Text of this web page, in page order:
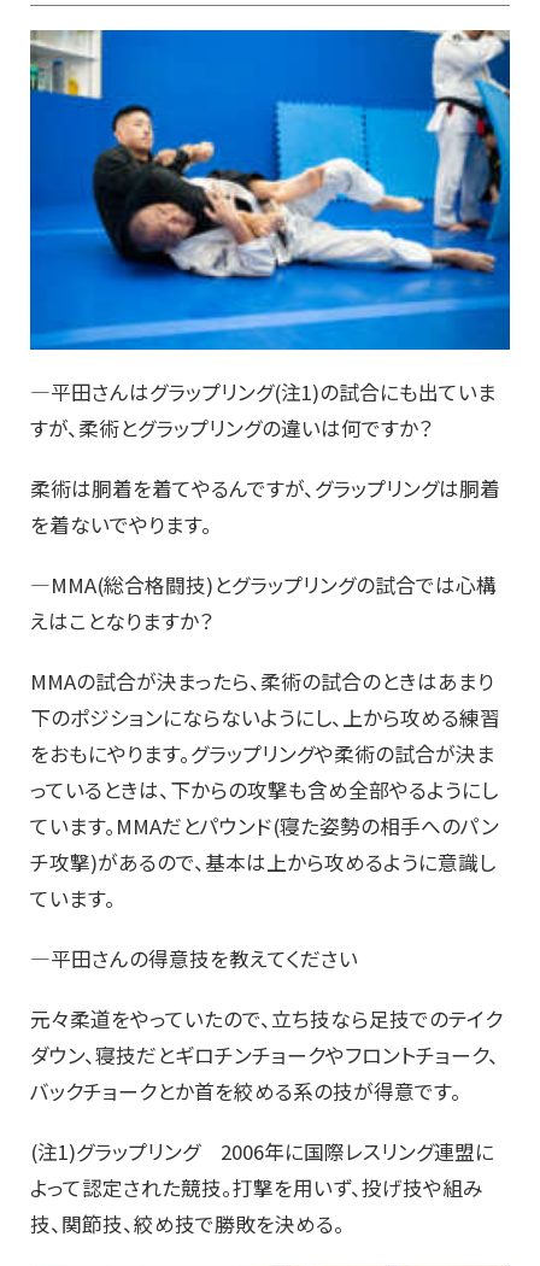
―平田さんはグラップリング(注1)の試合にも出ていま
すが、柔術とグラップリングの違いは何ですか？
柔術は胴着を着てやるんですが、グラップリングは胴着
を着ないでやります。
―MMA(総合格闘技)とグラップリングの試合では心構
えはことなりますか？
MMAの試合が決まったら、柔術の試合のときはあまり
下のポジションにならないようにし、上から攻める練習
をおもにやります。グラップリングや柔術の試合が決ま
っているときは、下からの攻撃も含め全部やるようにし
ています。MMAだとパウンド(寝た姿勢の相手へのパン
チ攻撃)があるので、基本は上から攻めるように意識し
ています。
―平田さんの得意技を教えてください
元々柔道をやっていたので、立ち技なら足技でのテイク
ダウン、寝技だとギロチンチョークやフロントチョーク、
バックチョークとか首を絞める系の技が得意です。
(注1)グラップリング 2006年に国際レスリング連盟に
よって認定された競技。打撃を用いず、投げ技や組み
技、関節技、絞め技で勝敗を決める。